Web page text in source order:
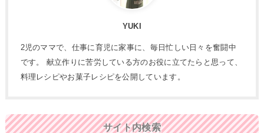
YUKI
2児のママで、仕事に育児に家事に、毎日忙しい日々を奮闘中
です。 献立作りに苦労している方のお役に立てたらと思って、
料理レシピやお菓子レシピを公開しています。
サイト内検索